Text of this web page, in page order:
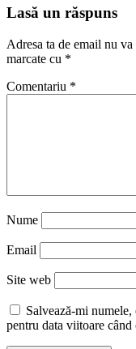
Lasă un răspuns
Adresa ta de email nu
marcate cu *
Comentariu *
Nume
Email
Site web
Salvează-mi
pentru data viitoare când